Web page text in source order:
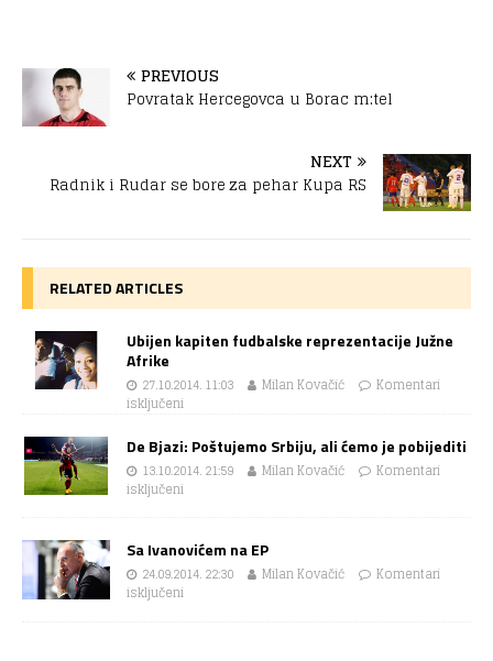
PREVIOUS
Povratak Hercegovca u Borac m:tel
NEXT
Radnik i Rudar se bore za pehar Kupa RS
RELATED ARTICLES
Ubijen kapiten fudbalske reprezentacije Južne
Afrike
27.10.2014. 11:03 Milan Kovačić
Komentari
isključeni
De Bjazi: Poštujemo Srbiju, ali ćemo je pobijediti
13.10.2014. 21:59 Milan Kovačić
Komentari
isključeni
Sa Ivanovićem na EP
24.09.2014. 22:30 Milan Kovačić
Komentari
isključeni